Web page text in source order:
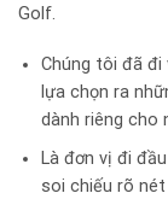
Golf.
Chúng tôi đã đi
lựa chọn ra
dành riêng cho
Là đơn vị đi
soi chiếu rõ